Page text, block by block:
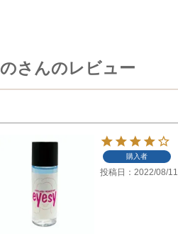
のさんのレビュー
購入者
投稿日 2022/08/11